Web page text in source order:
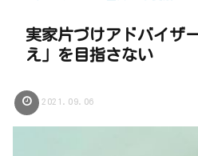
実家片づけアドバイザ
え」を目指さない
2021.09.06